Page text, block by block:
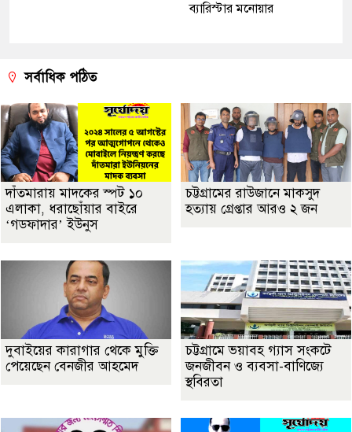
ব‍্যারিস্টার মনোয়ার
সর্বাধিক পঠিত
দাঁতমারায় মাদকের স্পট ১০
এলাকা, ধরাছোঁয়ার বাইরে
‘গডফাদার’ ইউনুস
চট্টগ্রামের রাউজানে মাকসুদ
হত্যায় গ্রেপ্তার আরও ২ জন
দুবাইয়ের কারাগার থেকে মুক্তি
পেয়েছেন বেনজীর আহমেদ
চট্টগ্রামে ভয়াবহ গ্যাস সংকটে
জনজীবন ও ব্যবসা-বাণিজ্যে
স্থবিরতা